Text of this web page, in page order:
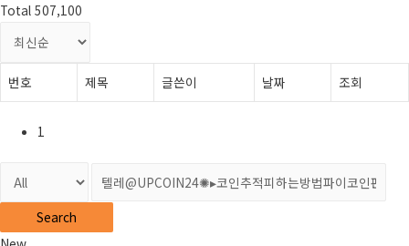
Total 507,100
번호 제목 글쓴이 날짜 조회
1
Search